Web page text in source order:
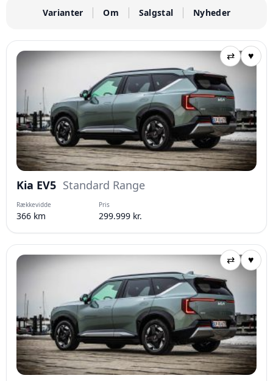
Varianter Om Salgstal Nyheder
Kia EV5 Standard Range
Rækkevidde
366 km
Pris
299.999 kr.
⇄ ♥
⇄ ♥